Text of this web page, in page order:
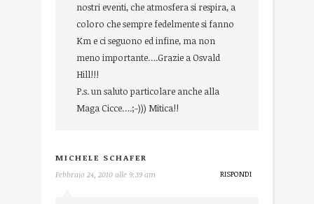
nostri eventi, che atmosfera si respira, a
coloro che sempre fedelmente si fanno
Km e ci seguono ed infine, ma non
meno importante….Grazie a Osvald
Hill!!!
P.s. un saluto particolare anche alla
Maga Cicce….;-))) Mitica!!
MICHELE SCHAFER
Febbraio 24, 2010 alle 9:39 am RISPONDI